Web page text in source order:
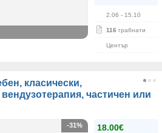
2.06 - 15.10
116 грабнати
Център
класически,
частичен или
18.00€
-31%